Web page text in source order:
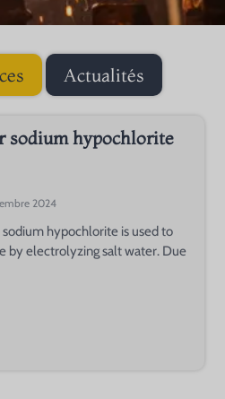
Actualités
sodium hypochlorite
2024
hypochlorite is used to
by electrolyzing salt water. Due